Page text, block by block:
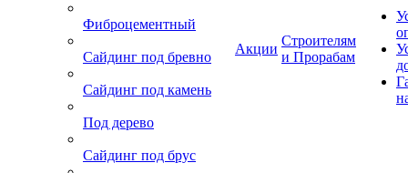
Фиброцементный
Сайдинг под бревно
Сайдинг под камень
Под дерево
Сайдинг под брус
Акции
Строителям
и Прорабам